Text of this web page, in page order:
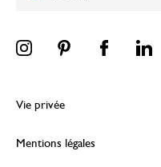
Vie privée
Mentions légales